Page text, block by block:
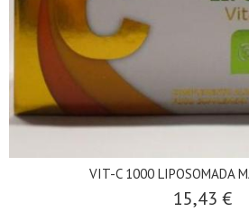
VIT-C 1000 LIPOSOMADA
15,43 €